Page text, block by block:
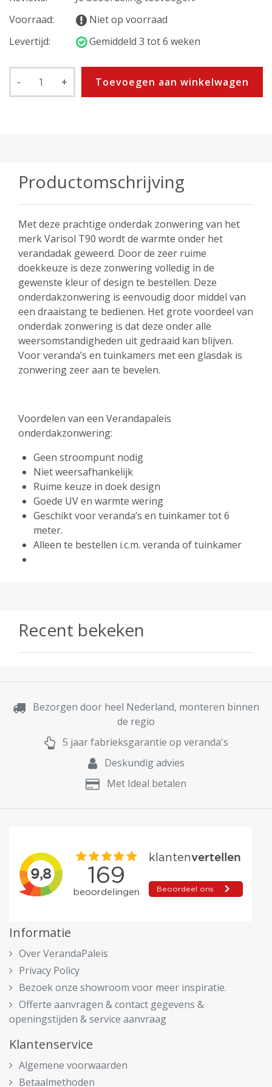
Voorraad:
Niet op voorraad
Levertijd:
Gemiddeld 3 tot 6 weken
- + Toevoegen aan winkelwagen
Productomschrijving
Met deze prachtige onderdak zonwering van het
merk Varisol T90 wordt de warmte onder het
verandadak geweerd. Door de zeer ruime
doekkeuze is deze zonwering volledig in de
gewenste kleur of design te bestellen. Deze
onderdakzonwering is eenvoudig door middel van
een draaistang te bedienen. Het grote voordeel van
onderdak zonwering is dat deze onder alle
weersomstandigheden uit gedraaid kan blijven.
Voor veranda’s en tuinkamers met een glasdak is
zonwering zeer aan te bevelen.
Voordelen van een Verandapaleis
onderdakzonwering:
Geen stroompunt nodig
Niet weersafhankelijk
Ruime keuze in doek design
Goede UV en warmte wering
Geschikt voor veranda’s en tuinkamer tot 6
meter.
Alleen te bestellen i.c.m. veranda of tuinkamer
Recent bekeken
Bezorgen door heel Nederland, monteren binnen
de regio
5 jaar fabrieksgarantie op veranda's
Deskundig advies
Met Ideal betalen
Informatie
Over VerandaPaleis
Privacy Policy
Bezoek onze showroom voor meer inspiratie.
Offerte aanvragen & contact gegevens &
openingstijden & service aanvraag
Klantenservice
Algemene voorwaarden
Betaalmethoden